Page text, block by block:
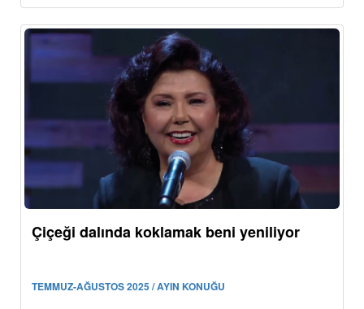
Çiçeği dalında koklamak beni yeniliyor
TEMMUZ-AĞUSTOS 2025 / AYIN KONUĞU